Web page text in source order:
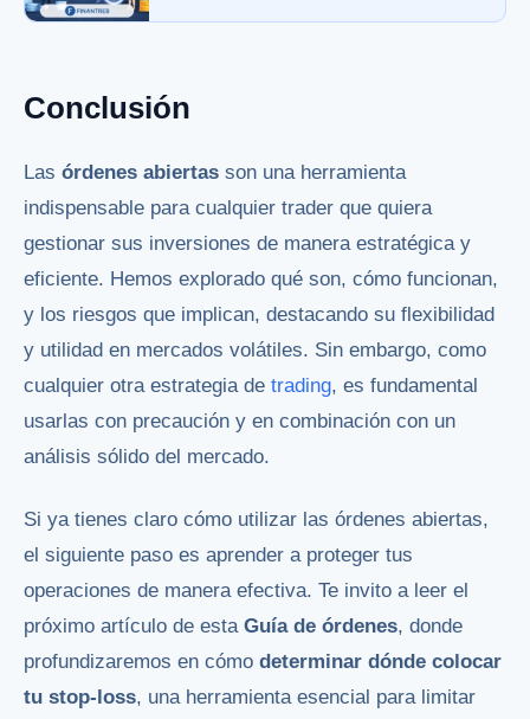
Conclusión
Las órdenes abiertas son una herramienta
indispensable para cualquier trader que quiera
gestionar sus inversiones de manera estratégica y
eficiente. Hemos explorado qué son, cómo funcionan,
y los riesgos que implican, destacando su flexibilidad
y utilidad en mercados volátiles. Sin embargo, como
cualquier otra estrategia de trading, es fundamental
usarlas con precaución y en combinación con un
análisis sólido del mercado.
Si ya tienes claro cómo utilizar las órdenes abiertas,
el siguiente paso es aprender a proteger tus
operaciones de manera efectiva. Te invito a leer el
próximo artículo de esta Guía de órdenes, donde
profundizaremos en cómo determinar dónde colocar
tu stop-loss, una herramienta esencial para limitar